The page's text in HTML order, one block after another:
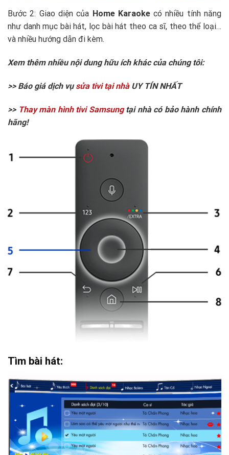
Bước 2: Giao diện của Home Karaokecó nhiều tính năng
như danh mục bài hát, lọc bài hát theo ca sĩ, theo thể loại…
và nhiều hướng dẫn đi kèm.
Xem thêm nhiều nội dung hữu ích khác của chúng tôi:
>> Báo giá dịch vụ sửa tivi tại nhàUY TÍN NHẤT
>> Thay màn hình tivi Samsungtại nhà có bảo hành chính
hãng!
Tìm bài hát: